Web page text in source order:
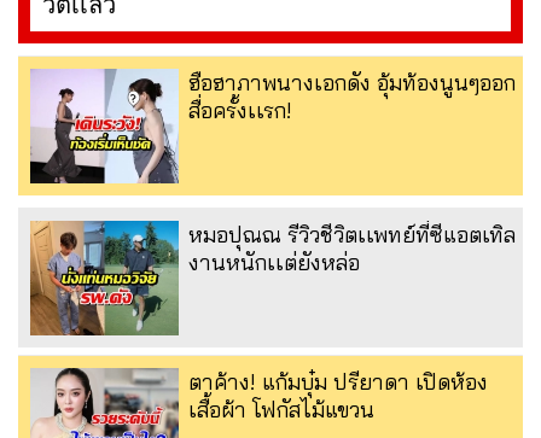
ฮือฮาภาพนางเอกดัง อุ้มท้องนูนๆออก
สื่อครั้งเเรก!
หมอปุณณ รีวิวชีวิตเเพทย์ที่ซีแอตเทิล
งานหนักเเต่ยังหล่อ
ตาค้าง! แก้มบุ๋ม ปรียาดา เปิดห้อง
เสื้อผ้า โฟกัสไม้แขวน